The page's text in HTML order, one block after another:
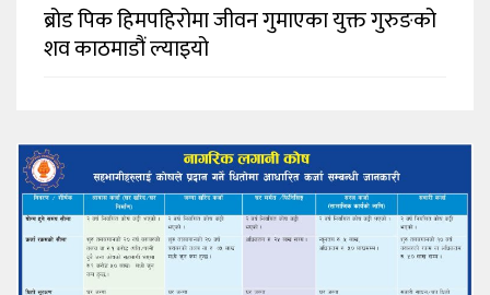
ब्रोड पिक हिमपहिरोमा जीवन गुमाएका युक्त गुरुङको
शव काठमाडौं ल्याइयो